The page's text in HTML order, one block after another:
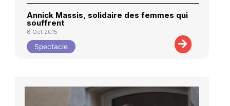
Annick Massis, solidaire des femmes qui
souffrent
8 Oct 2015
Spectacle